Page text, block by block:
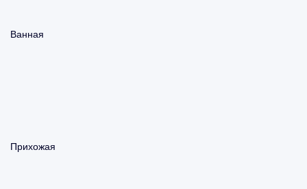
Ванная
Прихожая